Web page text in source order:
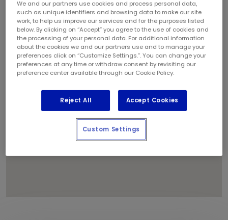
1
We and our partners use cookies and process personal data,
such as unique identifiers and browsing data to make our site
work, to help us improve our services and for the purposes listed
below. By clicking on “Accept” you agree to the use of cookies and
the processing of your personal data. For additional information
about the cookies we and our partners use and to manage your
preferences click on “Customize Settings.”. You can change your
preferences at any time or withdraw consent by revisiting our
preference center available through our Cookie Policy.
Reject All Accept Cookies
Custom Settings